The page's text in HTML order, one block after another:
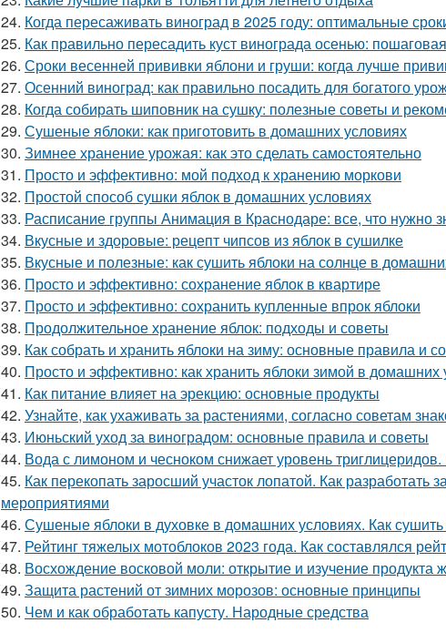
24. Когда пересаживать виноград в 2025 году: оптимальные
25. Как правильно пересадить куст винограда осенью:
26. Сроки весенней прививки яблони и груши: когда лучше
27. Осенний виноград: как правильно посадить для богатого
28. Когда собирать шиповник на сушку: полезные советы и
29. Сушеные яблоки: как приготовить в домашних условиях
30. Зимнее хранение урожая: как это сделать самостоятельно
31. Просто и эффективно: мой подход к хранению моркови
32. Простой способ сушки яблок в домашних условиях
33. Расписание группы Анимация в Краснодаре: все, что нужно
34. Вкусные и здоровые: рецепт чипсов из яблок в сушилке
35. Вкусные и полезные: как сушить яблоки на солнце в
36. Просто и эффективно: сохранение яблок в квартире
37. Просто и эффективно: сохранить купленные впрок яблоки
38. Продолжительное хранение яблок: подходы и советы
39. Как собрать и хранить яблоки на зиму: основные правила и
40. Просто и эффективно: как хранить яблоки зимой в домашних
41. Как питание влияет на эрекцию: основные продукты
42. Узнайте, как ухаживать за растениями, согласно советам
43. Июньский уход за виноградом: основные правила и советы
44. Вода с лимоном и чесноком снижает уровень
45. Как перекопать заросший участок лопатой. Как разработать
мероприятиями
46. Сушеные яблоки в духовке в домашних условиях. Как сушить
47. Рейтинг тяжелых мотоблоков 2023 года. Как составлялся
48. Восхождение восковой моли: открытие и изучение продукта
49. Защита растений от зимних морозов: основные принципы
50. Чем и как обработать капусту. Народные средства